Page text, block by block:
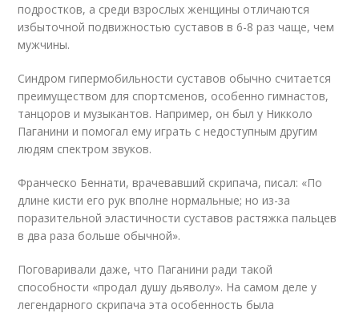
подростков, а среди взрослых женщины отличаются
избыточной подвижностью суставов в 6-8 раз чаще, чем
мужчины.
Синдром гипермобильности суставов обычно считается
преимуществом для спортсменов, особенно гимнастов,
танцоров и музыкантов. Например, он был у Никколо
Паганини и помогал ему играть с недоступным другим
людям спектром звуков.
Франческо Беннати, врачевавший скрипача, писал: «По
длине кисти его рук вполне нормальные; но из-за
поразительной эластичности суставов растяжка пальцев
в два раза больше обычной».
Поговаривали даже, что Паганини ради такой
способности «продал душу дьяволу». На самом деле у
легендарного скрипача эта особенность была